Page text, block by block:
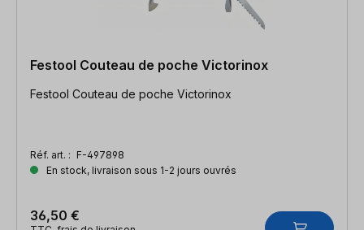
Festool Couteau de poche Victorinox
Festool Couteau de poche Victorinox
Réf. art. : F-497898
En stock, livraison sous 1-2 jours ouvrés
36,50 €